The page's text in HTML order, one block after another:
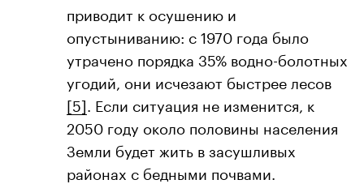
приводит к осушению и
опустыниванию: с 1970 года было
утрачено порядка 35% водно-болотных
угодий, они исчезают быстрее лесов
[5] . Если ситуация не изменится, к
2050 году около половины населения
Земли будет жить в засушливых
районах с бедными почвами.